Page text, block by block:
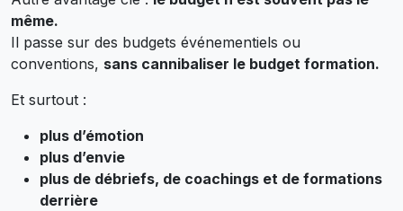
même.
Il passe sur des budgets événementiels ou
conventions, sans cannibaliser le budget formation.
Et surtout :
plus d’émotion
plus d’envie
plus de débriefs, de coachings et de formations
derrière